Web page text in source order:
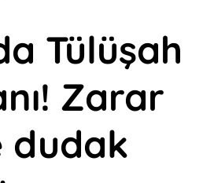
Tülüşah
Zarar
dudak